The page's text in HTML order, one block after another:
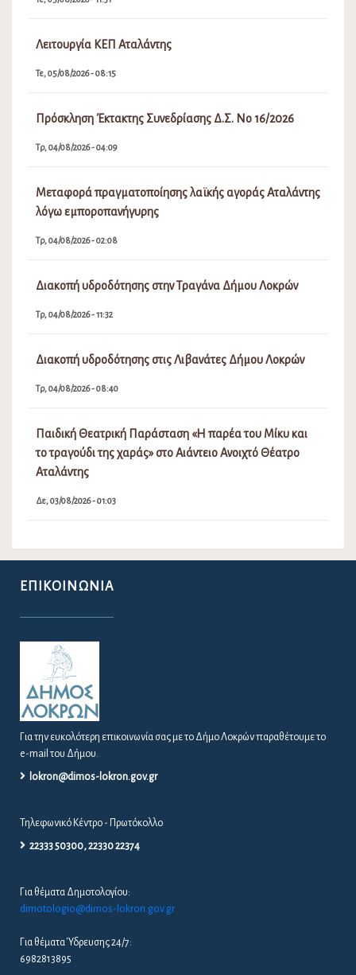
Λειτουργία ΚΕΠ Αταλάντης
Τε, 05/08/2026 - 08:15
Πρόσκληση Έκτακτης Συνεδρίασης Δ.Σ. Νο 16/2026
Τρ, 04/08/2026 - 04:09
Μεταφορά πραγματοποίησης λαϊκής αγοράς Αταλάντης
λόγω εμποροπανήγυρης
Τρ, 04/08/2026 - 02:08
Διακοπή υδροδότησης στην Τραγάνα Δήμου Λοκρών
Τρ, 04/08/2026 - 11:32
Διακοπή υδροδότησης στις Λιβανάτες Δήμου Λοκρών
Τρ, 04/08/2026 - 08:40
Παιδική Θεατρική Παράσταση «Η παρέα του Μίκυ και
το τραγούδι της χαράς» στο Αιάντειο Ανοιχτό Θέατρο
Αταλάντης
Δε, 03/08/2026 - 01:03
ΕΠΙΚΟΙΝΩΝΊΑ
Για την ευκολότερη επικοινωνία σας με το Δήμο Λοκρών παραθέτουμε το
e-mail του Δήμου.
lokron@dimos-lokron.gov.gr
Τηλεφωνικό Κέντρο - Πρωτόκολλο
22333 50300, 22330 22374
Για θέματα Δημοτολογίου:
dimotologio@dimos-lokron.gov.gr
Για θέματα Ύδρευσης 24/7:
6982813895